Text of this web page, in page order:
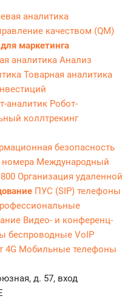
аналитика
качеством (QM)
маркетинга
аналитика Анализ
Товарная аналитика
аналитик Робот-
коллтрекинг
безопасность
Международный
Организация удаленной
ПУС (SIP) телефоны
Видео- и конференц-
беспроводные VoIP
4G Мобильные телефоны
д. 57, вход